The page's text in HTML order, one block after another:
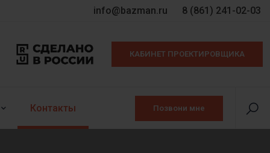
info@bazman.ru 8 (861) 241-02-03
КАБИНЕТ ПРОЕКТИРОВЩИКА
Контакты Позвони мне